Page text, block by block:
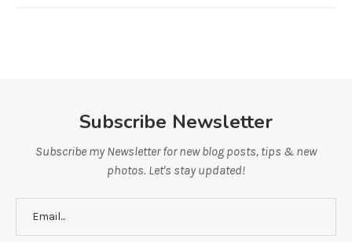
Subscribe Newsletter
Subscribe my Newsletter for new blog posts, tips & new
photos. Let's stay updated!